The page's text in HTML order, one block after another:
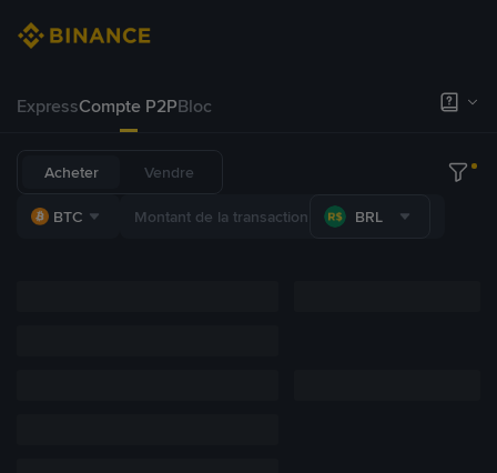
ExpressCompte P2PBloc
Acheter Vendre
BTC BRL